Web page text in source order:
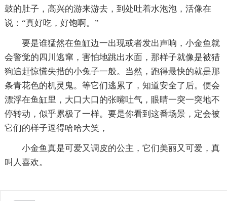
鼓的肚子，高兴的游来游去，到处吐着水泡泡，活像在
说：“真好吃，好饱啊。”
要是谁猛然在鱼缸边一出现或者发出声响，小金鱼就
会警觉的四川逃窜，害怕地跳出水面，那样子就像是被猎
狗追赶惊慌失措的小兔子一般。当然，跑得最快的就是那
条青花色的机灵鬼。等它们逃累了，知道安全了后。便会
漂浮在鱼缸里，大口大口的张嘴吐气，眼睛一突一突地不
停转动，似乎累极了一样。要是你看到这番场景，定会被
它们的样子逗得哈哈大笑，
小金鱼真是可爱又调皮的公主，它们美丽又可爱，真
叫人喜欢。